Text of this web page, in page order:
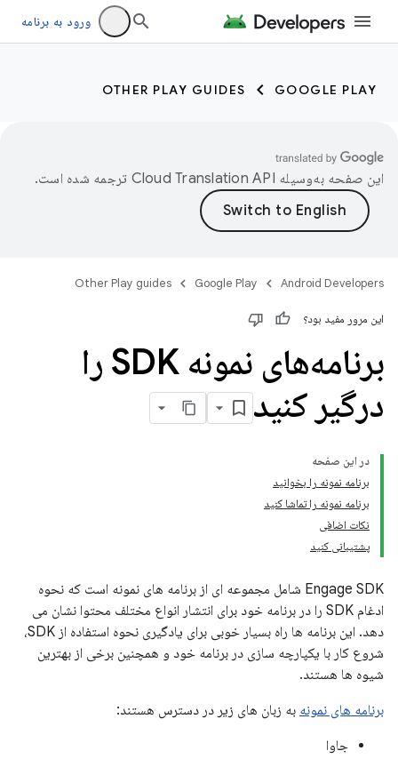
ورود به برنامه
GOOGLE PLAY
OTHER PLAY GUIDES
این صفحه به‌وسیله ترجمه شده است.
Android Developers
Google Play
Other Play guides
این مرور مفید بود؟
برنامه‌های نمونه SDK را
درگیر کنید
در این صفحه
برنامه نمونه را بخوانید
برنامه نمونه را تماشا کنید
نکات اضافی
پشتیبانی کنید
Engage SDK شامل مجموعه ای از برنامه های نمونه است که نحوه
ادغام SDK را در برنامه خود برای انتشار انواع مختلف محتوا نشان می
دهد. این برنامه ها راه بسیار خوبی برای یادگیری نحوه استفاده از SDK،
شروع کار با یکپارچه سازی در برنامه خود و همچنین برخی از بهترین
شیوه ها هستند.
برنامه های نمونه به زبان های زیر در دسترس هستند:
جاوا